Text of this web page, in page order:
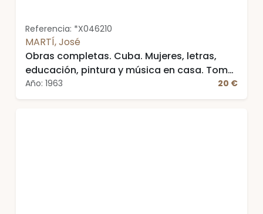
Referencia: *X046210
MARTÍ, José
Obras completas. Cuba. Mujeres, letras,
educación, pintura y música en casa. Tomo
5
Año: 1963 20 €